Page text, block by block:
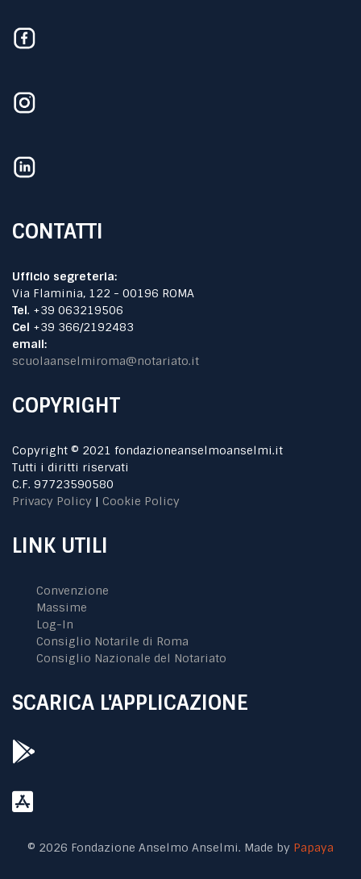
CONTATTI
Ufficio segreteria:
Via Flaminia, 122 - 00196 ROMA
Tel. +39 063219506
Cel +39 366/2192483
email:
scuolaanselmiroma@notariato.it
COPYRIGHT
Copyright © 2021 fondazioneanselmoanselmi.it
Tutti i diritti riservati
C.F. 97723590580
Privacy Policy | Cookie Policy
LINK UTILI
Convenzione
Massime
Log-In
Consiglio Notarile di Roma
Consiglio Nazionale del Notariato
SCARICA L'APPLICAZIONE
© 2026 Fondazione Anselmo Anselmi. Made by Papaya